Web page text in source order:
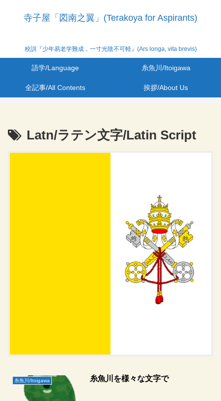
寺子屋「図南之翼」(Terakoya for Aspirants)
校訓『少年易老学難成，一寸光陰不可軽』(Ars longa, vita brevis)
語学/Language 糸魚川/Itoigawa
全記事/All Contents 挨拶/About Us
Latn/ラテン文字/Latin Script
糸魚川/Itoigawa 糸魚川を様々な文字で